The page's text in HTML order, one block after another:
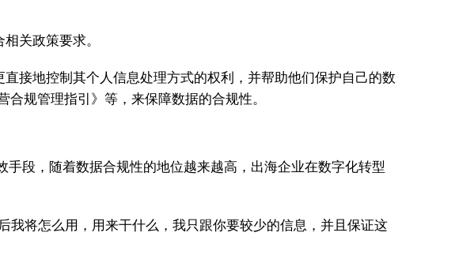
关政策要求。
接地控制其个人信息处理方式的权利，并帮助他们保护自己的数
规管理指引》等，来保障数据的合规性。
段，随着数据合规性的地位越来越高，出海企业在数字化转型
我将怎么用，用来干什么，我只跟你要较少的信息，并且保证这